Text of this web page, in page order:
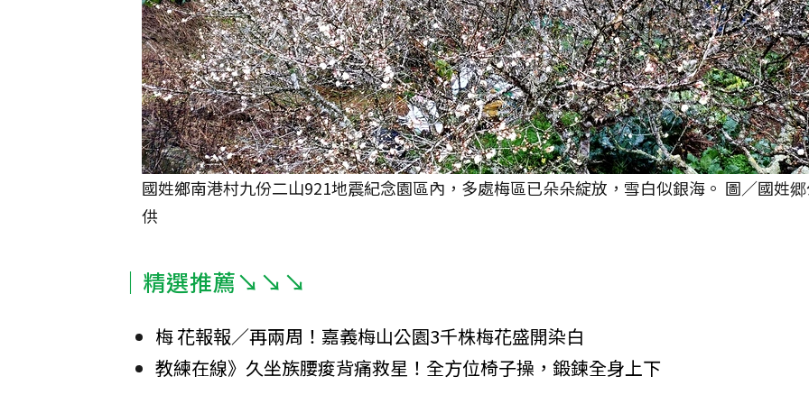
國姓鄉南港村九份二山921地震紀念園區內，多處梅區已朵朵綻放，雪白似銀海。 圖／國姓
供
｜精選推薦↘↘↘
梅 花報報／再兩周！嘉義梅山公園3千株梅花盛開染白
教練在線》久坐族腰痠背痛救星！全方位椅子操，鍛鍊全身上下